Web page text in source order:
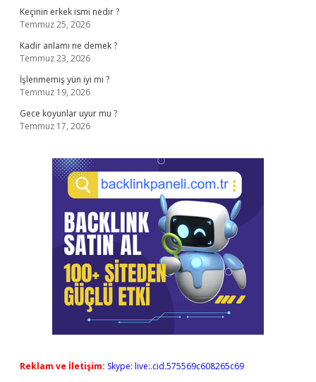
Keçinin erkek ismi nedir ?
Temmuz 25, 2026
Kadir anlamı ne demek ?
Temmuz 23, 2026
İşlenmemiş yün iyi mi ?
Temmuz 19, 2026
Gece koyunlar uyur mu ?
Temmuz 17, 2026
Reklam ve İletişim: Skype: live:.cid.575569c608265c69